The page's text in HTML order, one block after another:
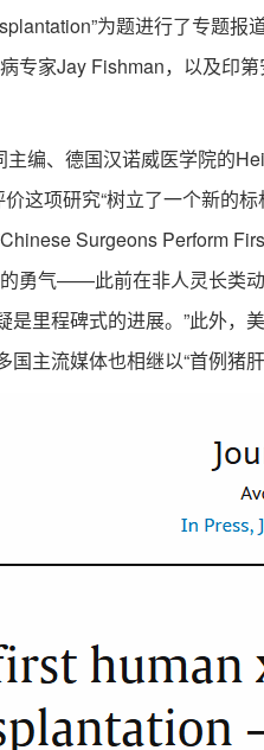
为题进行了专题
专家Jay Fishman，以及印
、德国汉诺威医学院的
这项研究“树立了一个新
Surgeons Perform
勇气——此前在非人灵长类
里程碑式的进展。”此外
主流媒体也相继以“首例猪